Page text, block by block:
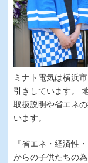
ミナト電気は横浜
引きしています。
取扱説明や省エネ
います。
『省エネ・経済性
からの子供たちの